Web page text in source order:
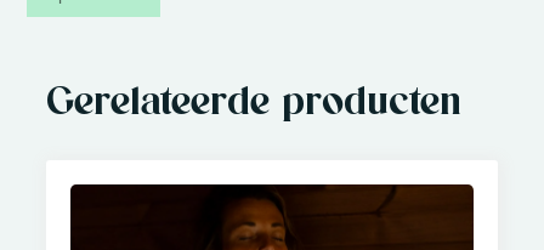
Gerelateerde producten